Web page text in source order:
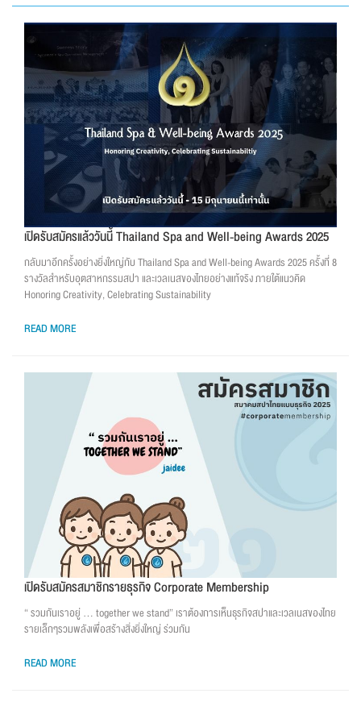
เปิดรับสมัครแล้ววันนี้ Thailand Spa and Well-being Awards 2025
กลับมาอีกครั้งอย่างยิ่งใหญ่กับ Thailand Spa and Well-being Awards 2025 ครั้งที่ 8
รางวัลสำหรับอุตสาหกรรมสปา และเวลเนสของไทยอย่างแท้จริง ภายใต้แนวคิด
Honoring Creativity, Celebrating Sustainability
READ MORE
เปิดรับสมัครสมาชิกรายธุรกิจ Corporate Membership
“ รวมกันเราอยู่ … together we stand” เราต้องการเห็นธุรกิจสปาและเวลเนสของไทย
รายเล็กๆรวมพลังเพื่อสร้างสิ่งยิ่งใหญ่ ร่วมกัน
READ MORE